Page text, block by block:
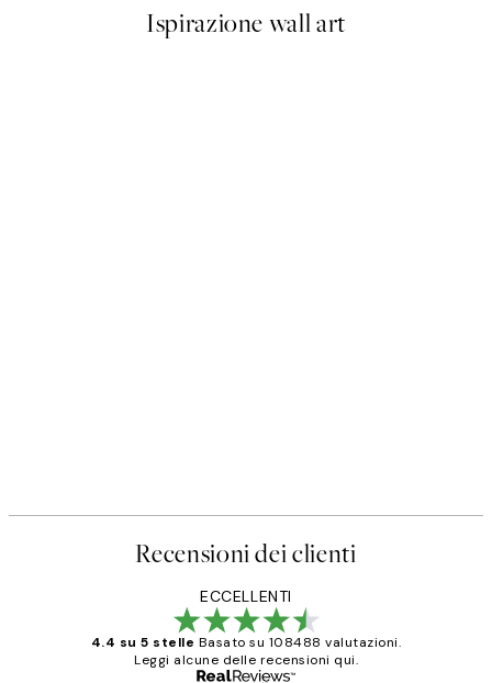
Ispirazione wall art
Recensioni dei clienti
ECCELLENTI
4.4 su 5 stelle Basato su 108488 valutazioni.
Leggi alcune delle recensioni qui.